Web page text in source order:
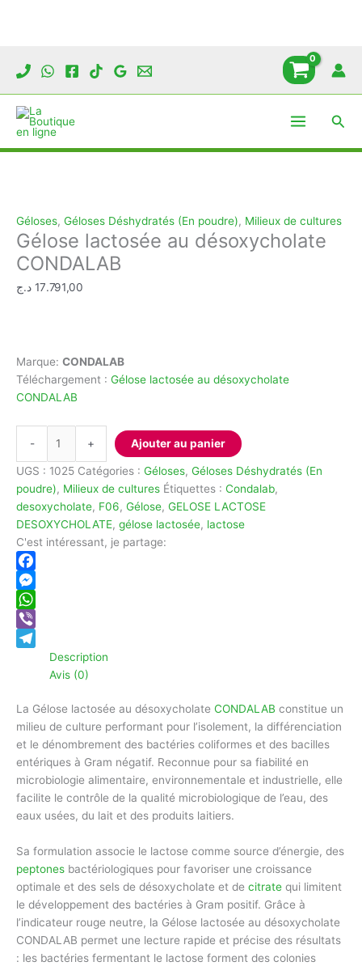
Géloses, Géloses Déshydratés (En poudre), Milieux de cultures
Gélose lactosée au désoxycholate
CONDALAB
17.791,00 د.ج
Marque: CONDALAB
Téléchargement : Gélose lactosée au désoxycholate
CONDALAB
-
Gélose
lactosée
au
désoxycholate
CONDALAB
+ Ajouter au panier
UGS : 1025 Catégories : Géloses, Géloses Déshydratés (En
poudre), Milieux de cultures Étiquettes : Condalab,
desoxycholate, F06, Gélose, GELOSE LACTOSE
DESOXYCHOLATE, gélose lactosée, lactose
C'est intéressant, je partage:
Facebook
Messenger
WhatsApp
Viber
TelegramDescription
Avis (0)
La Gélose lactosée au désoxycholate CONDALAB constitue un
milieu de culture performant pour l’isolement, la différenciation
et le dénombrement des bactéries coliformes et des bacilles
entériques à Gram négatif. Reconnue pour sa fiabilité en
microbiologie alimentaire, environnementale et industrielle, elle
facilite le contrôle de la qualité microbiologique de l’eau, des
eaux usées, du lait et des produits laitiers.
Sa formulation associe le lactose comme source d’énergie, des
peptones bactériologiques pour favoriser une croissance
optimale et des sels de désoxycholate et de citrate qui limitent
le développement des bactéries à Gram positif. Grâce à
l’indicateur rouge neutre, la Gélose lactosée au désoxycholate
CONDALAB permet une lecture rapide et précise des résultats
: les bactéries fermentant le lactose forment des colonies